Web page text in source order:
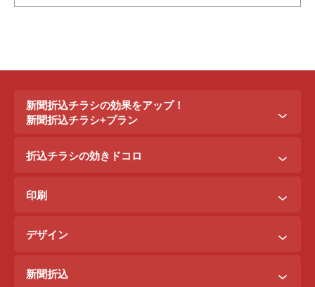
新聞折込チラシの効果をアップ！
新聞折込チラシ+プラン
新聞折込チラシ＋ポステイング
折込チラシ＋駅看板
折込チラシの効きドコロ
折込配布効きドコロ
印刷効きドコロ
印刷
B3料金
B4料金
デザイン
原稿を作るには？
新聞折込